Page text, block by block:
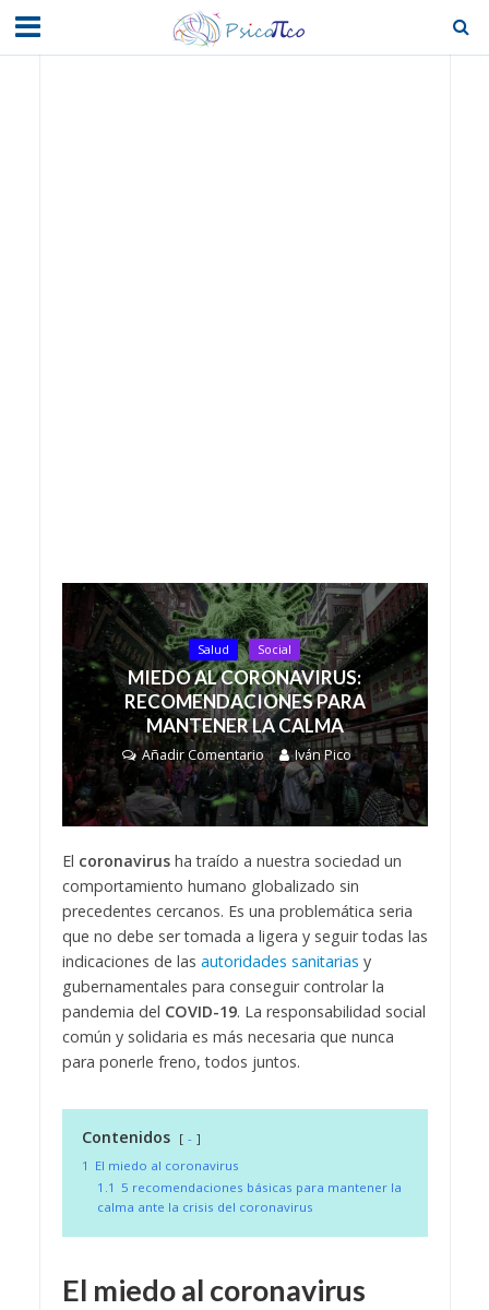
Salud Social
MIEDO AL CORONAVIRUS:
RECOMENDACIONES PARA
MANTENER LA CALMA
Añadir Comentario Iván Pico
El coronavirusha traído a nuestra sociedad un
comportamiento humano globalizado sin
precedentes cercanos. Es una problemática seria
que no debe ser tomada a ligera y seguir todas las
indicaciones de las autoridades sanitarias y
gubernamentales para conseguir controlar la
pandemia del COVID-19. La responsabilidad social
común y solidaria es más necesaria que nunca
para ponerle freno, todos juntos.
Contenidos
-
1 El miedo al coronavirus
1.1 5 recomendaciones básicas para mantener la
calma ante la crisis del coronavirus
El miedo al coronavirus